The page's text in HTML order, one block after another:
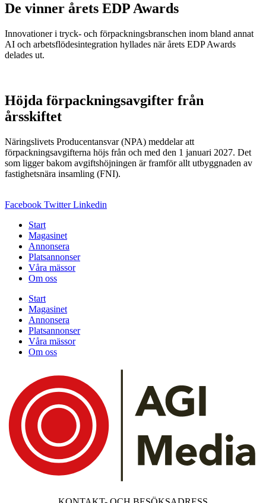
De vinner årets EDP Awards
Innovationer i tryck- och förpackningsbranschen inom bland annat
AI och arbetsflödesintegration hyllades när årets EDP Awards
delades ut.
Höjda förpackningsavgifter från
årsskiftet
Näringslivets Producentansvar (NPA) meddelar att
förpackningsavgifterna höjs från och med den 1 januari 2027. Det
som ligger bakom avgiftshöjningen är framför allt utbyggnaden av
fastighetsnära insamling (FNI).
Facebook Twitter Linkedin
Start
Magasinet
Annonsera
Platsannonser
Våra mässor
Om oss
Start
Magasinet
Annonsera
Platsannonser
Våra mässor
Om oss